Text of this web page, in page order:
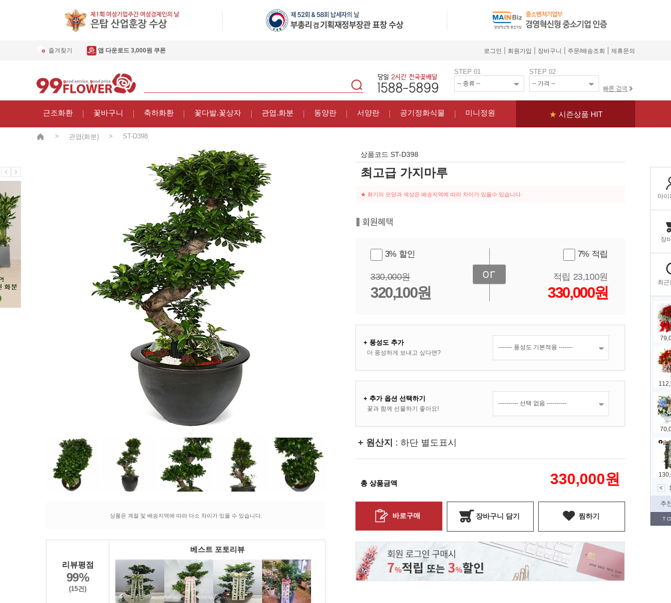
즐겨찾기 앱 다운로드 3,000원 쿠폰 로그인 회원가입 장바구니 주문/배송조회 제휴문의
STEP 01 STEP 02
근조화환 꽃바구니 축하화환 꽃다발.꽃상자 관엽.화분 동양란 서양란 공기정화식물 미니정원 ★ 시즌상품 HIT
> 관엽(화분) > ST-D398
상품은 계절 및 배송지역에 따라 다소 차이가 있을 수 있습니다.
리뷰평점
99%
(15건)
베스트 포토리뷰
상품코드 ST-D398
최고급 가지마루
★ 화기의 모양과 색상은 배송지역에 따라 차이가 있을수 있습니다.
3% 할인
330,000원
320,100원
7% 적립
적립 23,100원
330,000원
+ 풍성도 추가
더 풍성하게 보내고 싶다면?
+ 추가 옵션 선택하기
꽃과 함께 선물하기 좋아요!
+ 원산지 : 하단 별도표시
총 상품금액 330,000원
바로구매 장바구니 담기 찜하기